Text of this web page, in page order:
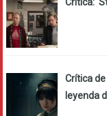
Crítica
leyenda